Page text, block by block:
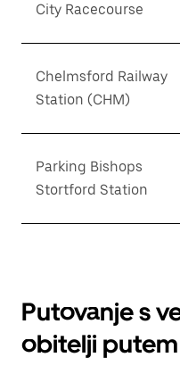
City Racecourse
Chelmsford Railway
Station (CHM)
Parking Bishops
Stortford Station
Putovanje s
obitelji